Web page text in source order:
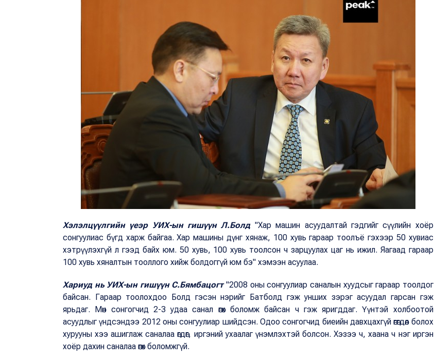
Хэлэлцүүлгийн үеэр УИХ-ын гишүүн Л.Болд"Хар машин асуудалтай гэдгийг сүүлийн хоёр
сонгуулиас бүгд харж байгаа. Хар машины дүнг хянаж, 100 хувь гараар тоолъё гэхээр 50 хувиас
хэтрүүлэхгүй л гээд байх юм. 50 хувь, 100 хувь тоолсон ч зарцуулах цаг нь ижил. Яагаад гараар
100 хувь хяналтын тооллого хийж болдоггүй юм бэ" хэмээн асуулаа.
Хариуд нь УИХ-ын гишүүн С.Бямбацогт"2008 оны сонгуулиар саналын хуудсыг гараар тоолдог
байсан. Гараар тоолохдоо Болд гэсэн нэрийг Батболд гэж унших зэрэг асуудал гарсан гэж
ярьдаг. Мөн сонгогчид 2-3 удаа санал өгөх боломж байсан ч гэж яригддаг. Үүнтэй холбоотой
асуудлыг үндсэндээ 2012 оны сонгуулиар шийдсэн. Одоо сонгогчид биеийн давхцахгүй өгөгдөл болох
хурууны хээ ашиглаж саналаа өгдөг, иргэний ухаалаг үнэмлэхтэй болсон. Хэзээ ч, хаана ч нэг иргэн
хоёр дахин саналаа өгөх боломжгүй.